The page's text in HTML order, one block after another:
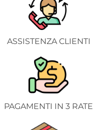
ASSISTENZA CLIENTI
PAGAMENTI IN 3 RATE